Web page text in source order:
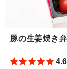
豚の生姜焼き